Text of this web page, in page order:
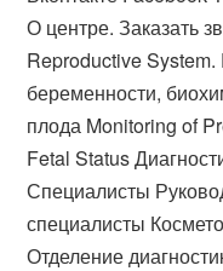
О центре. Заказать
Reproductive
беременности,
плода Monitoring of
Fetal Status
Специалисты
специалисты
Отделение